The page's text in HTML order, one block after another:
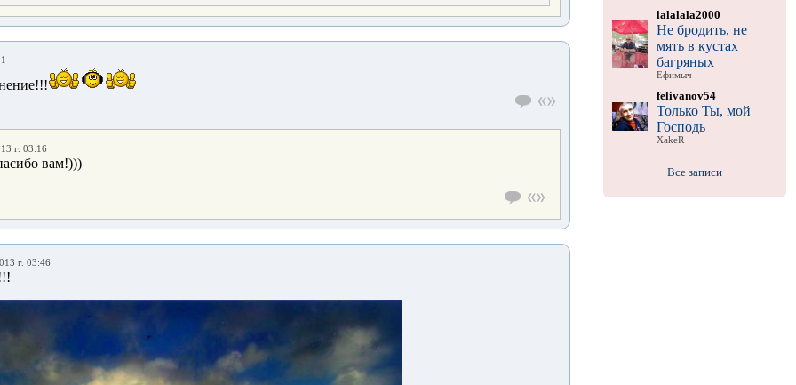
г. 03:16
вам!)))
г. 03:46
lalalala2000
Не бродить, не
мять в кустах
багряных
Ефимыч
felivanov54
Только Ты, мой
Господь
XakeR
Все записи